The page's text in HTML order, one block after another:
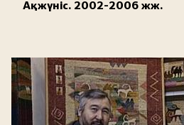
Ақжүніс. 2002-2006 жж.